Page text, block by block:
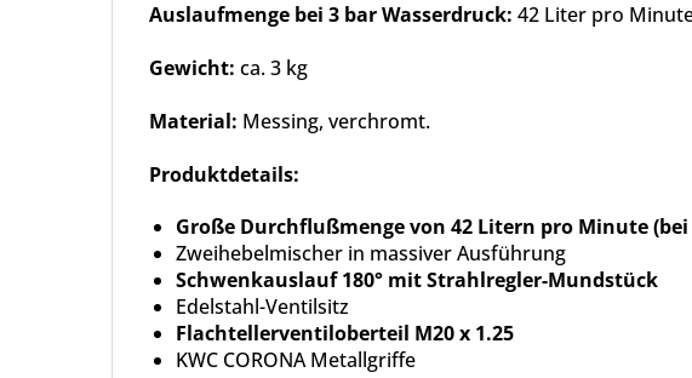
Auslaufmenge bei 3 bar Wasserdruck: 42 Liter pro
Gewicht: ca. 3 kg
Material: Messing, verchromt.
Produktdetails:
Große Durchflußmenge von 42 Litern pro Minute
Zweihebelmischer in massiver Ausführung
Schwenkauslauf 180° mit Strahlregler-Mundstück
Edelstahl-Ventilsitz
Flachtellerventiloberteil M20 x 1.25
KWC CORONA Metallgriffe